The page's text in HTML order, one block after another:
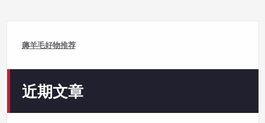
薅羊毛好物推荐
近期文章